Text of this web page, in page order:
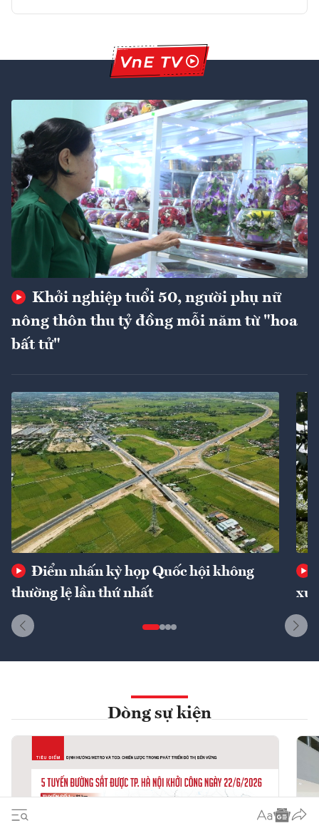
Khởi nghiệp tuổi 50, người phụ nữ
nông thôn thu tỷ đồng mỗi năm từ "hoa
bất tử"
Điểm nhấn kỳ họp Quốc hội không
thường lệ lần thứ nhất
Dòng sự kiện